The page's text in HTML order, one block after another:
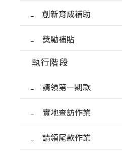
創新育成補助
獎勵補貼
執行階段
請領第一期款
實地查訪作業
請領尾款作業